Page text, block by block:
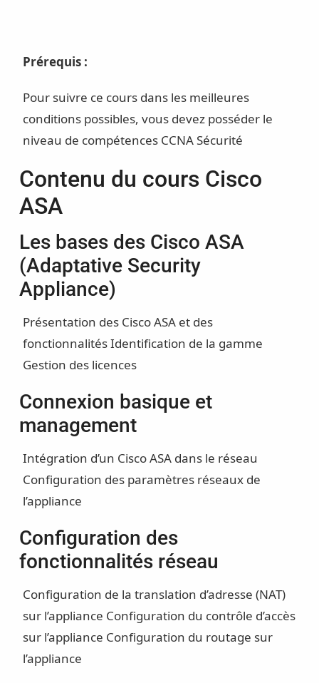
Prérequis :
Pour suivre ce cours dans les meilleures
conditions possibles, vous devez posséder le
niveau de compétences CCNA Sécurité
Contenu du cours Cisco
ASA
Les bases des Cisco ASA
(Adaptative Security
Appliance)
Présentation des Cisco ASA et des
fonctionnalitésIdentification de la gamme
Gestion des licences
Connexion basique et
management
Intégration d’un Cisco ASA dans le réseau
Configuration des paramètres réseaux de
l’appliance
Configuration des
fonctionnalités réseau
Configuration de la translation d’adresse (NAT)
sur l’appliance Configuration du contrôle d’accès
sur l’appliance Configuration du routage sur
l’appliance